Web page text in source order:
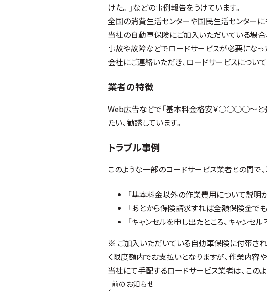
けた。」などの事例報告をうけています。
全国の消費生活センターや国民生活センターに
当社の自動車保険にご加入いただいている場合
事故や故障などでロードサービスが必要にな
会社にご連絡いただき、ロードサービスについて
業者の特徴
Web広告などで「基本料金格安￥○○○○～と強
たい、勧誘しています。
トラブル事例
このような一部のロードサービス業者との間で
「基本料金以外の作業費用について説明
「あとから保険請求すれば全額保険金で
「キャンセルを申し出たところ、キャンセ
※ ご加入いただいている自動車保険に付帯さ
く限度額内でお支払いとなりますが、作業内容
当社にて手配するロードサービス業者は、この
前のお知らせ